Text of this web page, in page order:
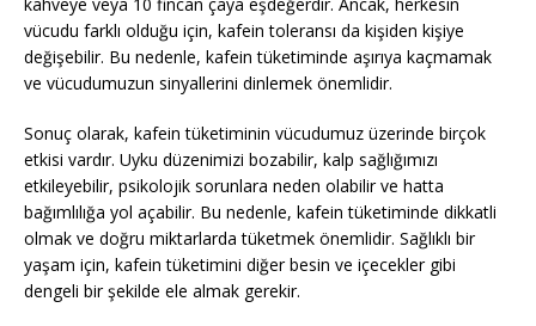
vücudu farklı olduğu için, kafein toleransı da kişiden kişiye
değişebilir. Bu nedenle, kafein tüketiminde aşırıya kaçmamak
ve vücudumuzun sinyallerini dinlemek önemlidir.
Sonuç olarak, kafein tüketiminin vücudumuz üzerinde birçok
etkisi vardır. Uyku düzenimizi bozabilir, kalp sağlığımızı
etkileyebilir, psikolojik sorunlara neden olabilir ve hatta
bağımlılığa yol açabilir. Bu nedenle, kafein tüketiminde dikkatli
olmak ve doğru miktarlarda tüketmek önemlidir. Sağlıklı bir
yaşam için, kafein tüketimini diğer besin ve içecekler gibi
dengeli bir şekilde ele almak gerekir.